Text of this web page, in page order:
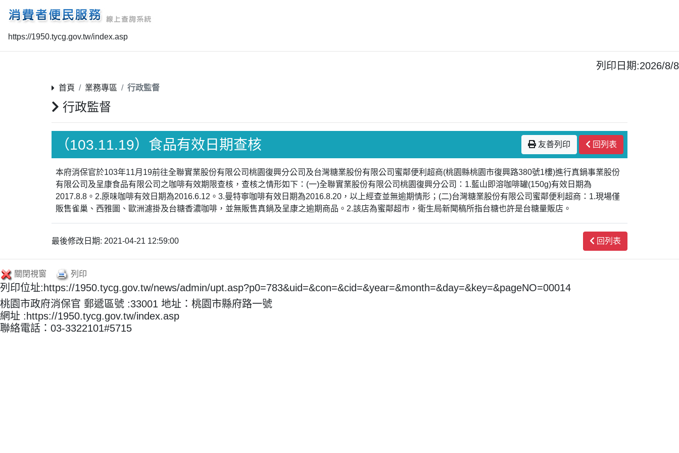
https://1950.tycg.gov.tw/index.asp
列印日期:2026/8/8
首頁 業務專區 行政監督
行政監督
（103.11.19）食品有效日期查核 友善列印 回列表
本府消保官於103年11月19前往全聯實業股份有限公司桃園復興分公司及台灣糖業股份有限公司蜜鄰便利超商(桃園縣桃園市復興路380號1樓)進行真鍋事業股份
有限公司及呈康食品有限公司之咖啡有效期限查核，查核之情形如下：(一)全聯實業股份有限公司桃園復興分公司：1.藍山即溶咖啡罐(150g)有效日期為
2017.8.8。2.原味咖啡有效日期為2016.6.12。3.曼特寧咖啡有效日期為2016.8.20，以上經查並無逾期情形；(二)台灣糖業股份有限公司蜜鄰便利超商：1.現場僅
販售雀巢、西雅圖、歐洲濾掛及台糖香濃咖啡，並無販售真鍋及呈康之逾期商品。2.該店為蜜鄰超市，衛生局新聞稿所指台糖也許是台糖量販店。
最後修改日期: 2021-04-21 12:59:00 回列表
關閉視窗 列印
列印位址:https://1950.tycg.gov.tw/news/admin/upt.asp?p0=783&uid=&con=&cid=&year=&month=&day=&key=&pageNO=00014
桃園市政府消保官 郵遞區號 :33001 地址：桃園市縣府路一號
網址 :https://1950.tycg.gov.tw/index.asp
聯絡電話：03-3322101#5715